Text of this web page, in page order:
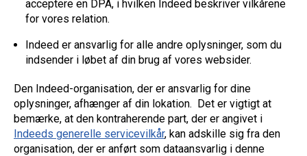
acceptere en DPA, i hvilken Indeed beskriver vilkårene
for vores relation.
Indeed er ansvarlig for alle andre oplysninger, som du
indsender i løbet af din brug af vores websider.
Den Indeed-organisation, der er ansvarlig for dine
oplysninger, afhænger af din lokation. Det er vigtigt at
bemærke, at den kontraherende part, der er angivet i
Indeeds generelle servicevilkår, kan adskille sig fra den
organisation, der er anført som dataansvarlig i denne